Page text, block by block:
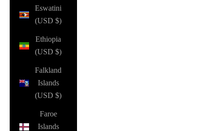
Eswatini
(USD $)
Ethiopia
(USD $)
Falkland
Islands
(USD $)
Faroe
Islands